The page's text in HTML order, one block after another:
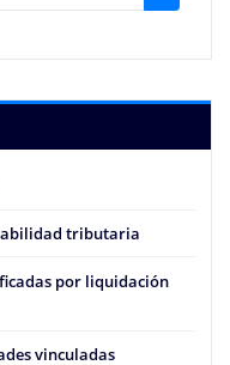
tributaria
por liquidación
vinculadas